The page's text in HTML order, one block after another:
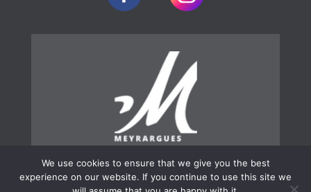
We use cookies to ensure that we give you the best
experience on our website. If you continue to use this site we